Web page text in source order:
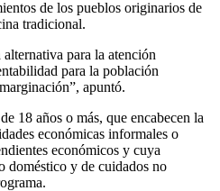
de los pueblos originarios de
tradicional.
para la atención
para la población
apuntó.
18 años o más, que encabecen la
económicas informales o
económicos y cuya
doméstico y de cuidados no